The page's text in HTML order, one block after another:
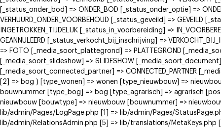
[_status_onder_bod] => ONDER_BOD [_status_onder_optie] =>
VERHUURD_ONDER_VOORBEHOUD [_status_geveild] => GEVEILD
INGETROKKEN_TIJDELIJK [_status_in_voorbereiding] =>
GEANNULEERD [_status_verkocht_bij_inschrijving] =>
=> FOTO [_media_soort_plattegrond] => PLATTEGROND
[_media_soort_slideshow] => SLIDESHOW
[_media_soort_connected_partner] => CONNECTED_PARTNER
[2] => bog ) [type_wonen] => wonen [type_nieuwbouw] =>
bouwnummer [type_bog] => bog [type_agrarisch] => agrarisch
nieuwbouw [bouwtype] => nieuwbouw [bouwnummer] =>
lib/admin/Pages/LogPage.php [1] => lib/admin/Pages/
lib/admin/RelationsAdmin.php [5] => lib/translations/